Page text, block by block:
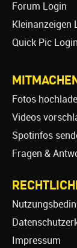
Forum Login
Kleinanzeigen
Quick Pic Login
Fotos
Videos
Spotinfos
Fragen &
Impressum